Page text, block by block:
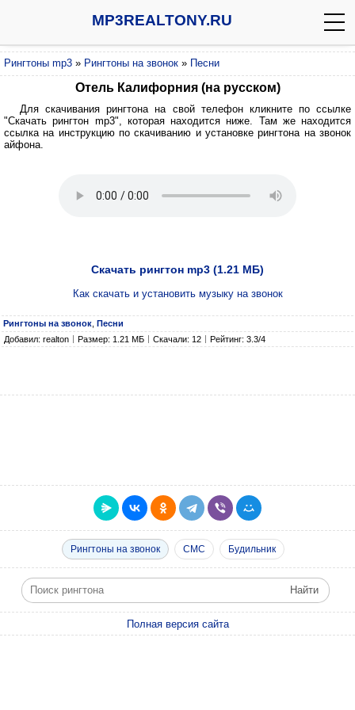
MP3REALTONY.RU
Рингтоны mp3 » Рингтоны на звонок » Песни
Отель Калифорния (на русском)
Для скачивания рингтона на свой телефон кликните по ссылке
"Скачать рингтон mp3", которая находится ниже. Там же находится
ссылка на инструкцию по скачиванию и установке рингтона на звонок
айфона.
Скачать рингтон mp3 (1.21 МБ)
Как скачать и установить музыку на звонок
Рингтоны на звонок Песни
Добавил: realton
Размер: 1.21 МБ Скачали: 12 Рейтинг: 3.3/4
Рингтоны на звонок СМС Будильник
Полная версия сайта